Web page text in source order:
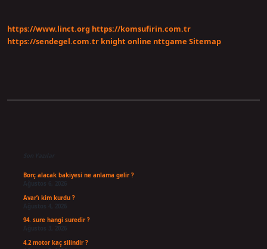
https://www.linct.org https://komsufirin.com.tr
https://sendegel.com.tr knight online nttgame Sitemap
Son Yazılar
Borç alacak bakiyesi ne anlama gelir ?
Ağustos 6, 2026
Avar’ı kim kurdu ?
Ağustos 4, 2026
94. sure hangi suredir ?
Ağustos 3, 2026
4.2 motor kaç silindir ?